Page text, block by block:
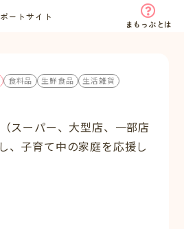
ートサイト
まもっぷとは
食料品 生鮮食品 生活雑貨
スーパー、大型店、一部店
、子育て中の家庭を応援し